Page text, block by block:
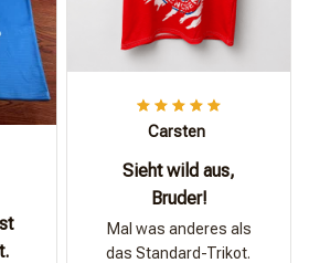
Carsten
Sieht wild aus,
Bruder!
Mal was anderes als
das Standard-Trikot.